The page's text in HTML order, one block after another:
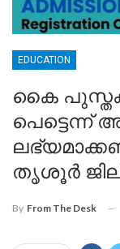
EDUCATION
കൈ
പെട്ടെന്ന്
തൃശൂർ
By From The Desk